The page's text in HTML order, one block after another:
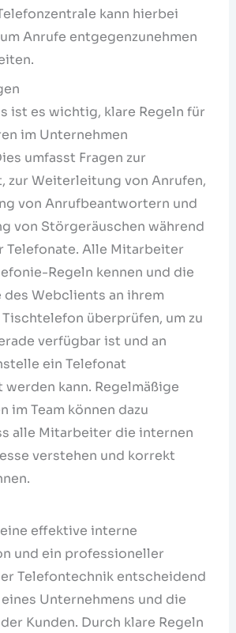
kann hierbei
Anrufe entgegenzunehmen
ist es wichtig, klare Regeln für
im Unternehmen
umfasst Fragen zur
zur Weiterleitung von Anrufen,
von Anrufbeantwortern und
von Störgeräuschen während
Telefonate. Alle Mitarbeiter
Regeln kennen und die
des Webclients an ihrem
überprüfen, um zu
verfügbar ist und an
ein Telefonat
kann. Regelmäßige
im Team können dazu
alle Mitarbeiter die internen
verstehen und korrekt
effektive interne
und ein professioneller
Telefontechnik entscheidend
Unternehmens und die
Kunden. Durch klare Regeln